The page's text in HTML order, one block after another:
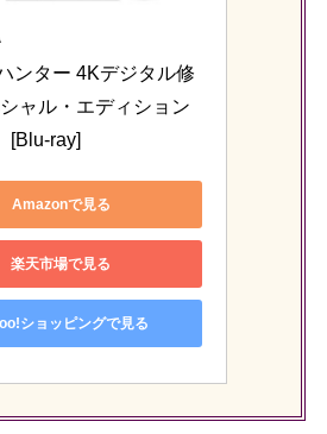
ンター 4Kデジタル修
ャル・エディション
[Blu-ray]
Amazonで見る
楽天市場で見る
ショッピングで見る